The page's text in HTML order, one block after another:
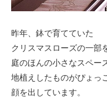
昨年、鉢で育てていた
クリスマスローズの一部
庭のほんの小さなスペー
地植えしたものがぴょっ
顔を出しています。